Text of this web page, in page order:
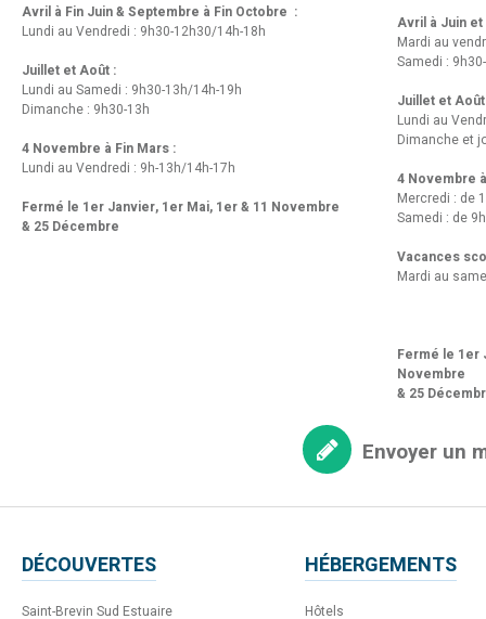
Avril à Fin Juin & Septembre à Fin Octobre :
Lundi au Vendredi : 9h30-12h30/14h-18h
Juillet et Août :
Lundi au Samedi : 9h30-13h/14h-19h
Dimanche : 9h30-13h
4 Novembre à Fin Mars :
Lundi au Vendredi : 9h-13h/14h-17h
Fermé le 1er Janvier, 1er Mai, 1er & 11 Novembre
& 25 Décembre
Avril à Juin
Mardi au
Samedi :
Juillet et
Lundi au
Dimanche et
4 Novembre
Mercredi : de
Samedi : de
Vacances
Mardi au
Fermé le 1er
Novembre
& 25
Envoyer un
DÉCOUVERTES
Saint-Brevin Sud Estuaire
HÉBERGEMENTS
Hôtels